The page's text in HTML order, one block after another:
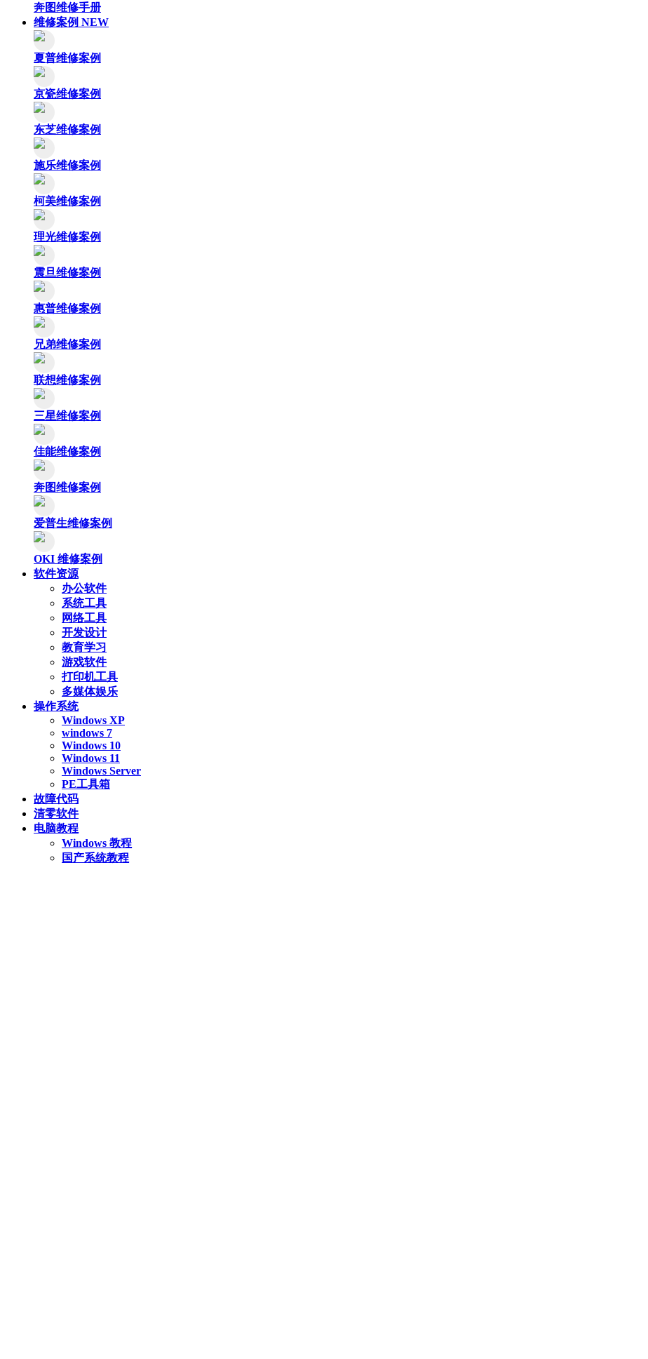
奔图维修手册
维修案例 NEW
夏普维修案例
京瓷维修案例
东芝维修案例
施乐维修案例
柯美维修案例
理光维修案例
震旦维修案例
惠普维修案例
兄弟维修案例
联想维修案例
三星维修案例
佳能维修案例
奔图维修案例
爱普生维修案例
OKI 维修案例
软件资源
办公软件
系统工具
网络工具
开发设计
教育学习
游戏软件
打印机工具
多媒体娱乐
操作系统
Windows XP
windows 7
Windows 10
Windows 11
Windows Server
PE工具箱
故障代码
清零软件
电脑教程
Windows 教程
国产系统教程